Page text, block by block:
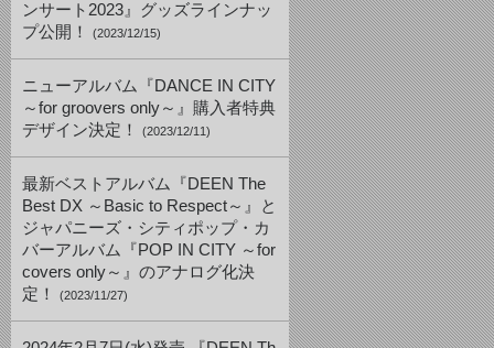
ンサート2023』グッズラインナッ
プ公開！
(2023/12/15)
ニューアルバム『DANCE IN CITY
～for groovers only～』購入者特典
デザイン決定！
(2023/12/11)
最新ベストアルバム『DEEN The
Best DX ～Basic to Respect～』と
ジャパニーズ・シティポップ・カ
バーアルバム『POP IN CITY ～for
covers only～』のアナログ化決
定！
(2023/11/27)